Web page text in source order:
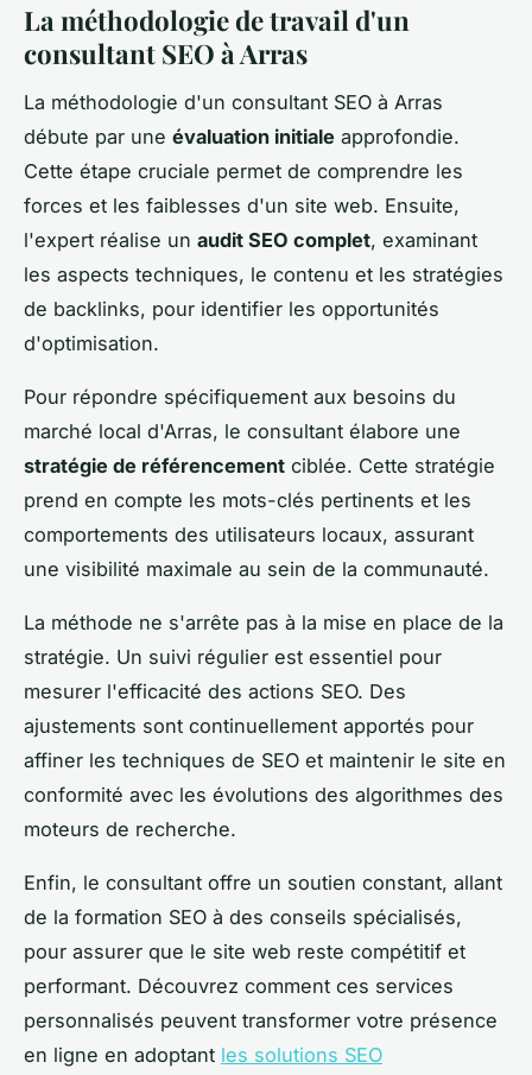
La méthodologie de travail d'un
consultant SEO à Arras
La méthodologie d'un consultant SEO à Arras
débute par une évaluation initiale approfondie.
Cette étape cruciale permet de comprendre les
forces et les faiblesses d'un site web. Ensuite,
l'expert réalise un audit SEO complet, examinant
les aspects techniques, le contenu et les stratégies
de backlinks, pour identifier les opportunités
d'optimisation.
Pour répondre spécifiquement aux besoins du
marché local d'Arras, le consultant élabore une
stratégie de référencement ciblée. Cette stratégie
prend en compte les mots-clés pertinents et les
comportements des utilisateurs locaux, assurant
une visibilité maximale au sein de la communauté.
La méthode ne s'arrête pas à la mise en place de la
stratégie. Un suivi régulier est essentiel pour
mesurer l'efficacité des actions SEO. Des
ajustements sont continuellement apportés pour
affiner les techniques de SEO et maintenir le site en
conformité avec les évolutions des algorithmes des
moteurs de recherche.
Enfin, le consultant offre un soutien constant, allant
de la formation SEO à des conseils spécialisés,
pour assurer que le site web reste compétitif et
performant. Découvrez comment ces services
personnalisés peuvent transformer votre présence
en ligne en adoptant les solutions SEO